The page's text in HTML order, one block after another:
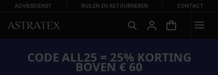
ADVIESDIENST RUILEN EN RETOURNEREN CONTACT
CODE ALL25 = 25% KORTING
BOVEN € 60